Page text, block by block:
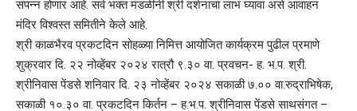
संपन्न होणार आहे. सर्व भक्त मंडळींनी श्री दर्शनाचा लाभ घ्यावा असे आवाहन
मंदिर विश्वस्त समितीने केले आहे.
श्री काळभैरव प्रकटदिन सोहळ्या निमित्त आयोजित कार्यक्रम पुढील प्रमाणे
शुक्रवार दि. २२ नोव्हेंबर २०२४ रात्रौ ९.३० वा. प्रवचन- ह. भ.प. श्री.
श्रीनिवास पेंडसे शनिवार दि. २३ नोव्हेंबर २०२४ सकाळी ७.०० वा.रुद्राभिषेक,
सकाळी १०.३० वा. प्रकटदिन किर्तन – ह.भ.प. श्रीनिवास पेंडसे साथसंगत –